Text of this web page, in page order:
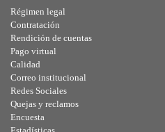
Régimen legal
Contratación
Rendición de cuentas
Pago virtual
Calidad
Correo institucional
Redes Sociales
Quejas y reclamos
Encuesta